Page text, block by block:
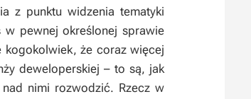
z punktu widzenia tematyki
pewnej określonej sprawie
kogokolwiek, że coraz więcej
deweloperskiej – to są, jak
nimi rozwodzić. Rzecz w